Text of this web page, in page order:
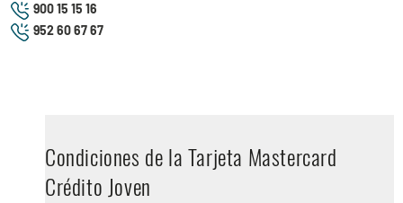
900 15 15 16
952 60 67 67
Condiciones de la Tarjeta Mastercard
Crédito Joven